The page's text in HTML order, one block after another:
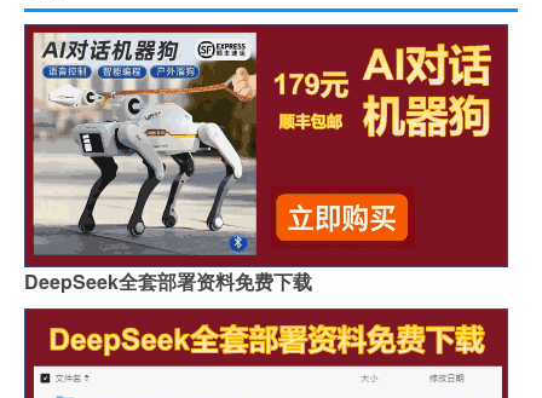
DeepSeek全套部署资料免费下载